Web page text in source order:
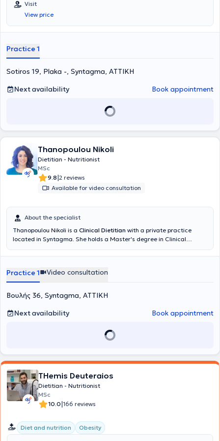
Visit
View price
Practice 1
Sotiros 19, Plaka -, Syntagma, ΑΤΤΙΚΗ
Next availability
Book appointment
Thanopoulou Nikoli
Dietitian - Nutritionist
MSc
9.8|2 reviews
Available for video consultation
About the specialist
Thanopoulou Nikoli is a Clinical Dietitian with a private practice
located in Syntagma. She holds a Master's degree in Clinical
nutrition and health. With a primary focus on successful nutritional
adoption of new dietary habits. She aims to improve the daily
dietary routine, promoting physical, mental, and emotional health.
She specializes in supporting women during the perimenopausal,
menopausal, pregnancy, and lactation periods, clinical nutrition,
ADHD, and nutrition coaching.
Practice 1 Video consultation
Βουλής 36, Syntagma, ΑΤΤΙΚΗ
Next availability
Book appointment
THemis Deuteraios
Dietitian - Nutritionist
MSc
10.0|166 reviews
Diet and nutrition Obesity